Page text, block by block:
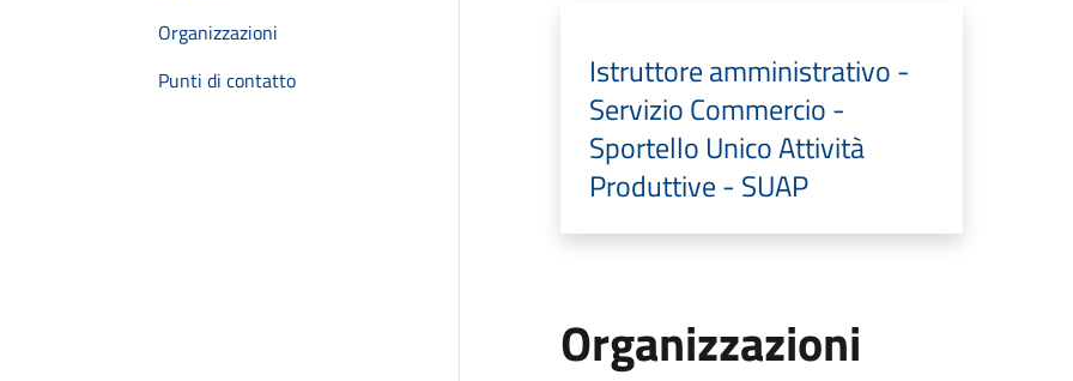
Organizzazioni
Punti di contatto
Istruttore amministrativo -
Servizio Commercio -
Sportello Unico Attività
Produttive - SUAP
Organizzazioni